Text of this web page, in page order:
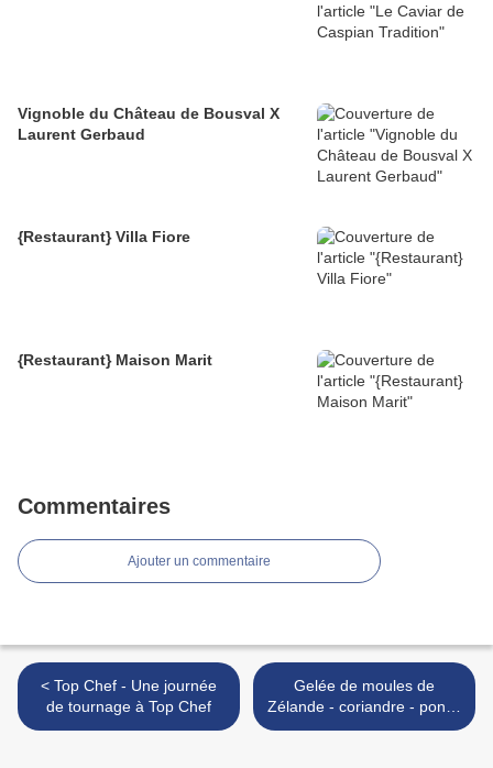
Vignoble du Château de Bousval X
Laurent Gerbaud
{Restaurant} Villa Fiore
{Restaurant} Maison Marit
Commentaires
Ajouter un commentaire
< Top Chef - Une journée
de tournage à Top Chef
Gelée de moules de
Zélande - coriandre - ponzu
- salicornes >